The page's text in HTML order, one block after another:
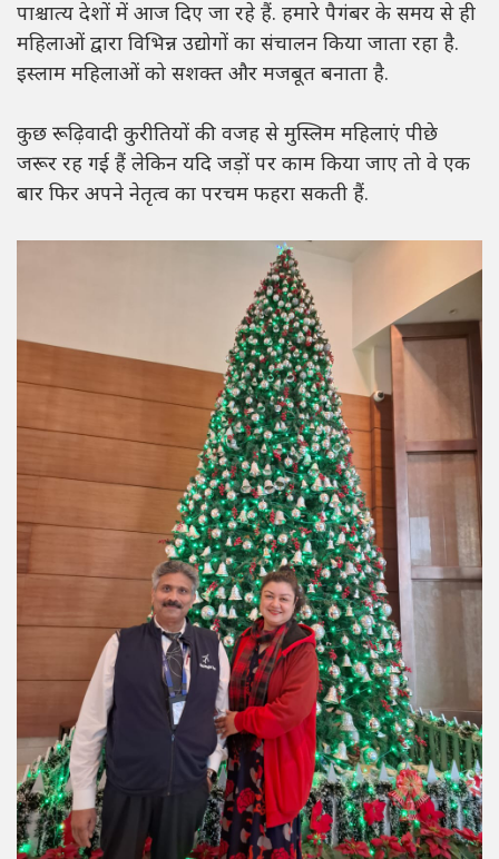
पाश्चात्य देशों में आज दिए जा रहे हैं. हमारे पैगंबर के समय से ही
महिलाओं द्वारा विभिन्न उद्योगों का संचालन किया जाता रहा है.
इस्लाम महिलाओं को सशक्त और मजबूत बनाता है.
कुछ रूढ़िवादी कुरीतियों की वजह से मुस्लिम महिलाएं पीछे
जरूर रह गई हैं लेकिन यदि जड़ों पर काम किया जाए तो वे एक
बार फिर अपने नेतृत्व का परचम फहरा सकती हैं.